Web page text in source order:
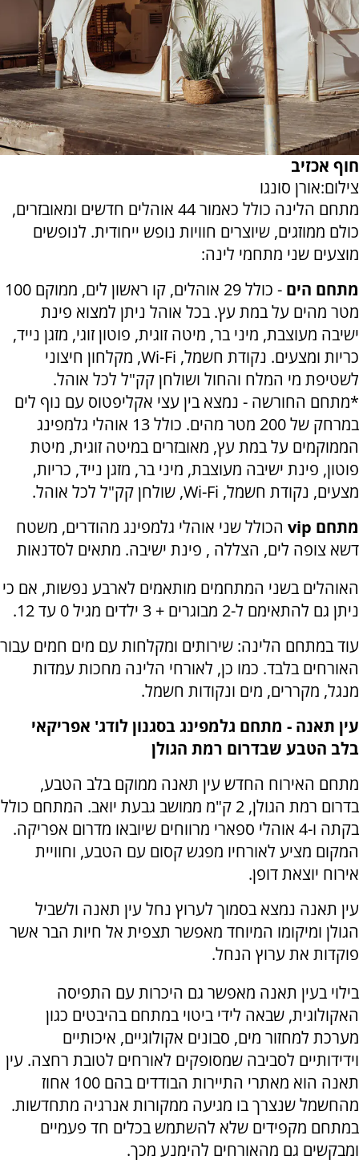
חוף אכזיב
צילום:אורן סונגו
מתחם הלינה כולל כאמור 44 אוהלים חדשים ומאובזרים,
כולם ממוזגים, שיוצרים חוויות נופש ייחודית. לנופשים
מוצעים שני מתחמי לינה:
מתחם הים
- כולל 29 אוהלים, קו ראשון לים, ממוקם 100
מטר מהים על במת עץ. בכל אוהל ניתן למצוא פינת
ישיבה מעוצבת, מיני בר, מיטה זוגית, פוטון זוגי, מזגן נייד,
כריות ומצעים. נקודת חשמל, Wi-Fi, מקלחון חיצוני
לשטיפת מי המלח והחול ושולחן קק"ל לכל אוהל.
*מתחם החורשה - נמצא בין עצי אקליפטוס עם נוף לים
במרחק של 200 מטר מהים. כולל 13 אוהלי גלמפינג
הממוקמים על במת עץ, מאובזרים במיטה זוגית, מיטת
פוטון, פינת ישיבה מעוצבת, מיני בר, מזגן נייד, כריות,
מצעים, נקודת חשמל, Wi-Fi, שולחן קק"ל לכל אוהל.
מתחם vip
הכולל שני אוהלי גלמפינג מהודרים, משטח
דשא צופה לים, הצללה , פינת ישיבה. מתאים לסדנאות
האוהלים בשני המתחמים מותאמים לארבע נפשות, אם כי
ניתן גם להתאימם ל-2 מבוגרים + 3 ילדים מגיל 0 עד 12.
עוד במתחם הלינה: שירותים ומקלחות עם מים חמים עבור
האורחים בלבד. כמו כן, לאורחי הלינה מחכות עמדות
מנגל, מקררים, מים ונקודות חשמל.
עין תאנה - מתחם גלמפינג בסגנון לודג' אפריקאי
בלב הטבע שבדרום רמת הגולן
מתחם האירוח החדש עין תאנה ממוקם בלב הטבע,
בדרום רמת הגולן, 2 ק"מ ממושב גבעת יואב. המתחם כולל
בקתה ו-4 אוהלי ספארי מרווחים שיובאו מדרום אפריקה.
המקום מציע לאורחיו מפגש קסום עם הטבע, וחוויית
אירוח יוצאת דופן.
עין תאנה נמצא בסמוך לערוץ נחל עין תאנה ולשביל
הגולן ומיקומו המיוחד מאפשר תצפית אל חיות הבר אשר
פוקדות את ערוץ הנחל.
בילוי בעין תאנה מאפשר גם היכרות עם התפיסה
האקולוגית, שבאה לידי ביטוי במתחם בהיבטים כגון
מערכת למחזור מים, סבונים אקולוגיים, איכותיים
וידידותיים לסביבה שמסופקים לאורחים לטובת רחצה. עין
תאנה הוא מאתרי התיירות הבודדים בהם 100 אחוז
מהחשמל שנצרך בו מגיעה ממקורות אנרגיה מתחדשות.
במתחם מקפידים שלא להשתמש בכלים חד פעמיים
ומבקשים גם מהאורחים להימנע מכך.